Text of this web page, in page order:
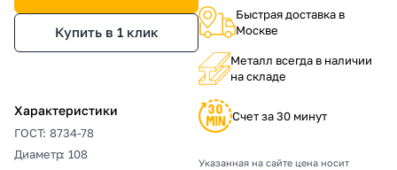
Купить в 1 клик
Характеристики
ГОСТ: 8734-78
Диаметр: 108
Быстрая доставка в
Москве
Металл всегда в наличии
на складе
Счет за 30 минут
Указанная на сайте цена носит